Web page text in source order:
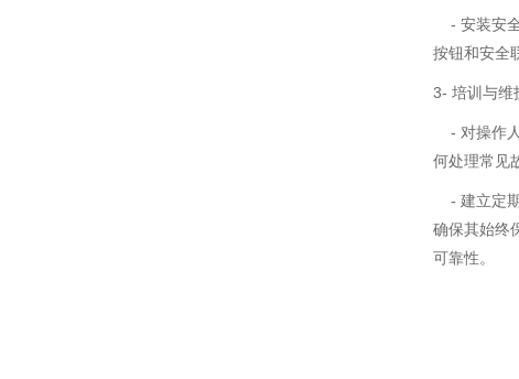
- 安装安全
按钮和安全
3- 培训与维
- 对操作人
何处理常见
- 建立定期
确保其始终
可靠性。